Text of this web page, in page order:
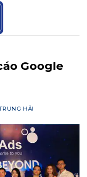
Google
HẢI